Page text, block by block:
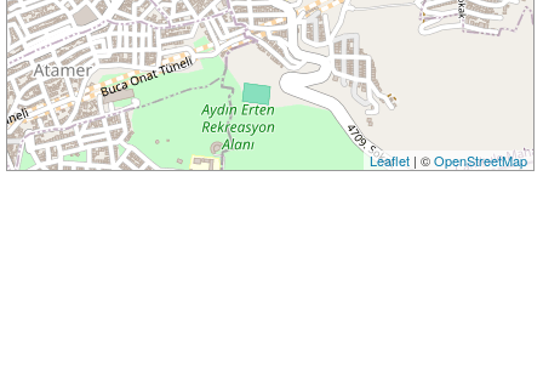
Leaflet| ©OpenStreetMap